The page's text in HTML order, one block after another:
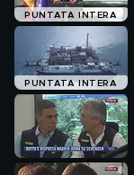
PUNTATA INTERA
PUNTATA INTERA